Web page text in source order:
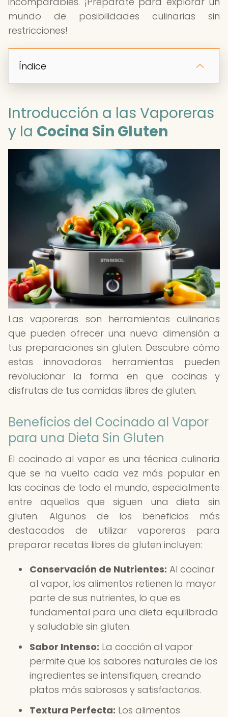
mundo de posibilidades culinarias sin
restricciones!
Índice
Introducción a las Vaporeras
y la Cocina Sin Gluten
Las vaporeras son herramientas culinarias
que pueden ofrecer una nueva dimensión a
tus preparaciones sin gluten. Descubre cómo
estas innovadoras herramientas pueden
revolucionar la forma en que cocinas y
disfrutas de tus comidas libres de gluten.
Beneficios del Cocinado al Vapor
para una Dieta Sin Gluten
El cocinado al vapor es una técnica culinaria
que se ha vuelto cada vez más popular en
las cocinas de todo el mundo, especialmente
entre aquellos que siguen una dieta sin
gluten. Algunos de los beneficios más
destacados de utilizar vaporeras para
preparar recetas libres de gluten incluyen:
Conservación de Nutrientes: Al cocinar
al vapor, los alimentos retienen la mayor
parte de sus nutrientes, lo que es
fundamental para una dieta equilibrada
y saludable sin gluten.
Sabor Intenso: La cocción al vapor
permite que los sabores naturales de los
ingredientes se intensifiquen, creando
platos más sabrosos y satisfactorios.
Textura Perfecta: Los alimentos